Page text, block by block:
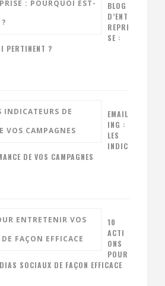
BLOG
D’ENT
REPRI
SE :
PERTINENT ?
EMAIL
ING :
LES
INDIC
DE VOS CAMPAGNES
10
ACTI
ONS
POUR
SOCIAUX DE FAÇON EFFICACE